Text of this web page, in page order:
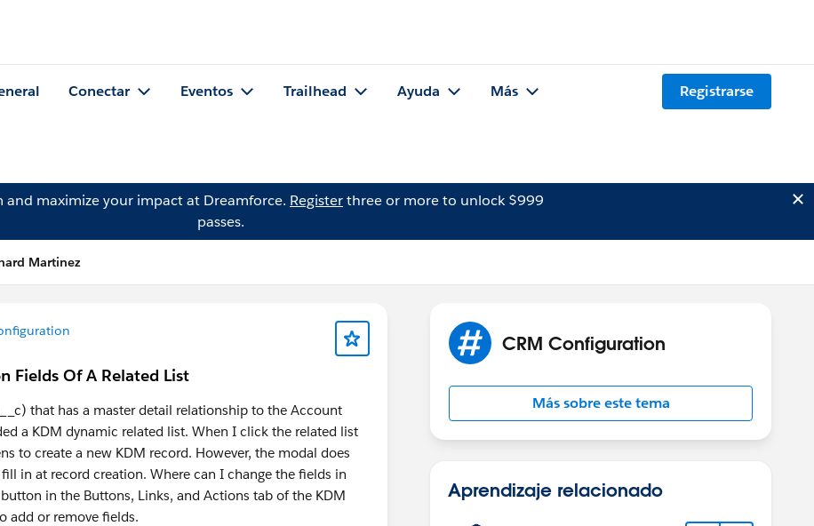
Conectar Eventos Trailhead Ayuda Más Registrarse
and maximize your impact at Dreamforce. Registerthree or more to unlock $999
passes.
Martinez
Fields Of A Related List
that has a master detail relationship to the Account
a KDM dynamic related list. When I click the related list
to create a new KDM record. However, the modal does
in at record creation. Where can I change the fields in
in the Buttons, Links, and Actions tab of the KDM
add or remove fields.
CRM Configuration
Más sobre este tema
Aprendizaje relacionado